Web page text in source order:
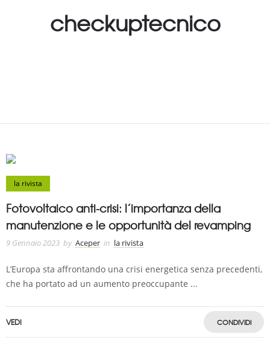
checkuptecnico
la rivista
Fotovoltaico anti-crisi: l’importanza della
manutenzione e le opportunità del revamping
9 Gennaio 2023 by Aceper in la rivista
L’Europa sta affrontando una crisi energetica senza precedenti,
che ha portato ad un aumento preoccupante ...
VEDI CONDIVIDI